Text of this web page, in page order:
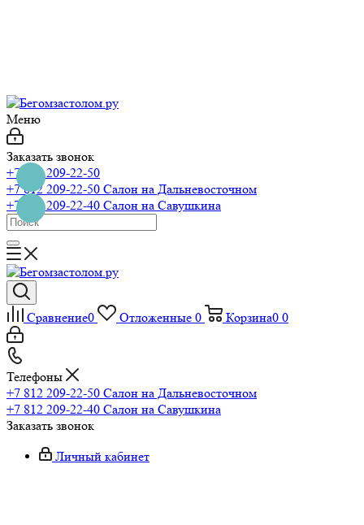
Меню
Заказать звонок
+7 812 209-22-50
+7 812 209-22-50 Салон на Дальневосточном
+7 812 209-22-40 Салон на Савушкина
Сравнение0 Отложенные 0 Корзина0 0
Телефоны
+7 812 209-22-50 Салон на Дальневосточном
+7 812 209-22-40 Салон на Савушкина
Заказать звонок
Личный кабинет